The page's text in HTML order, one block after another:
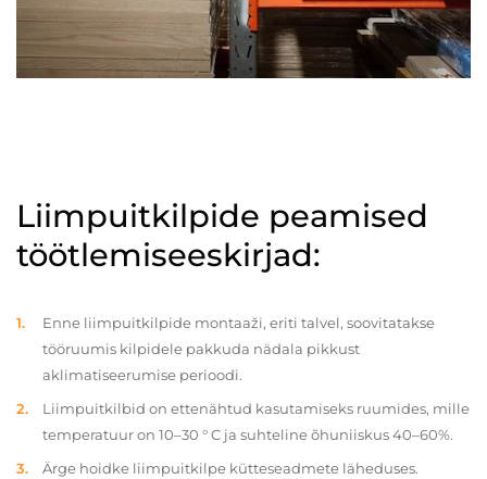
Liimpuitkilpide peamised
töötlemiseeskirjad:
Enne liimpuitkilpide montaaži, eriti talvel, soovitatakse
tööruumis kilpidele pakkuda nädala pikkust
aklimatiseerumise perioodi.
Liimpuitkilbid on ettenähtud kasutamiseks ruumides, mille
temperatuur on 10–30 ° C ja suhteline õhuniiskus 40–60%.
Ärge hoidke liimpuitkilpe kütteseadmete läheduses.